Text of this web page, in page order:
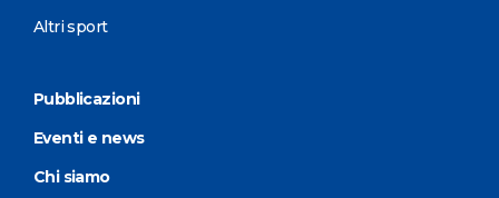
Altri sport
Pubblicazioni
Eventi e news
Chi siamo